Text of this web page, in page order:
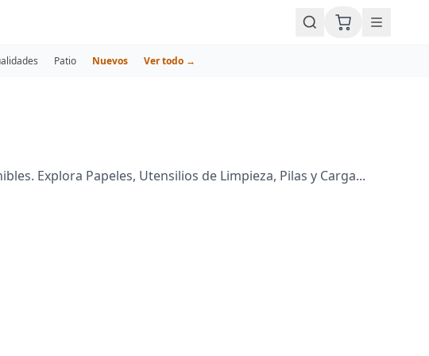
Patio Nuevos Ver todo →
Explora Papeles, Utensilios de Limpieza, Pilas y Carga...